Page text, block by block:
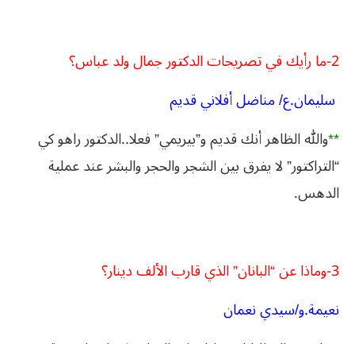
2-ما رأيك في تصريحات الدكتور جمال ولد عباس؟
سليمان.ع/ مناضل أفلاني قديم
**والله الظاهر أنك قديم و”بيريمي” فعلا..الدكتور راهو كي
“التراكتور” لا يفرق بين الشجر والحجر والبشر عند عملية
الدهس.
3-وماذا عن “البانان” الذي قارب الألف دينار؟
نعيمة.و/سيدي نعمان